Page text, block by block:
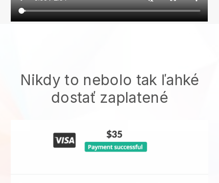
Nikdy to nebolo tak ľahké
dostať zaplatené